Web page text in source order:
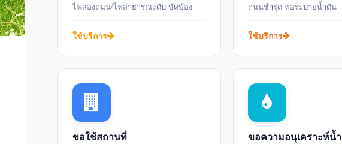
ไฟส่องถนน/ไฟสาธารณะดับ ขัดข้อง
ใช้บริการ
ถนนชำรุด ท่อระบายน้ำตัน
ใช้บริการ
ขอใช้สถานที่ ขอความอนุเคราะห์น้ำ